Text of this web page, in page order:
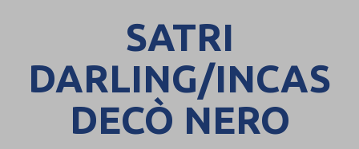
SATRI
DARLING/INCAS
DECÒ NERO